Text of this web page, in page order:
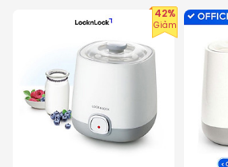
42%
Giảm